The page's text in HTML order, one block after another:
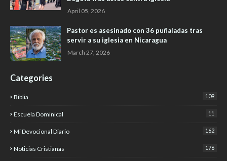
April 05, 2026
Pastor es asesinado con 36 puñaladas tras
servir a su iglesia en Nicaragua
March 27, 2026
Categories
Biblia 109
Escuela Dominical 11
Mi Devocional Diario 162
Noticias Cristianas 176